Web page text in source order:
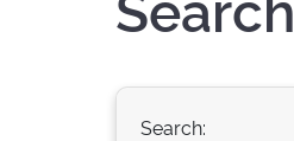
Search: